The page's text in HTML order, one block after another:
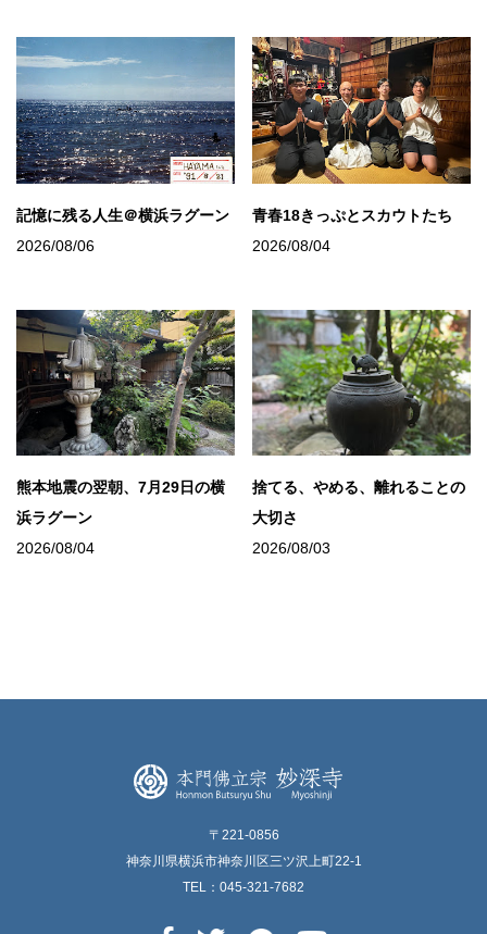
記憶に残る人生＠横浜ラグーン
2026/08/06
青春18きっぷとスカウトたち
2026/08/04
熊本地震の翌朝、7月29日の横
浜ラグーン
2026/08/04
捨てる、やめる、離れることの
大切さ
2026/08/03
〒221-0856
神奈川県横浜市神奈川区三ツ沢上町22-1
TEL：045-321-7682